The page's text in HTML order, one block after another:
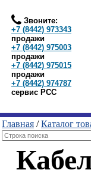
Звоните:
+7 (8442) 973343
продажи
+7 (8442) 975003
продажи
+7 (8442) 975015
продажи
+7 (8442) 974787
сервис РСС
Главная /Каталог